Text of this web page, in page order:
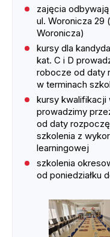
zajęcia
ul. Woronicza 29
Woronicza)
kursy dla
kat. C i D
robocze od daty
w terminach
kursy
prowadzimy
od daty
szkolenia z
learningowej
szkolenia
od poniedziałku